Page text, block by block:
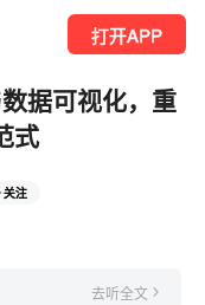
打开APP
据可视化，重
式
关注
去听全文